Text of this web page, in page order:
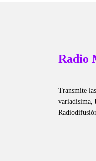
Radio
Transmite
variadísima,